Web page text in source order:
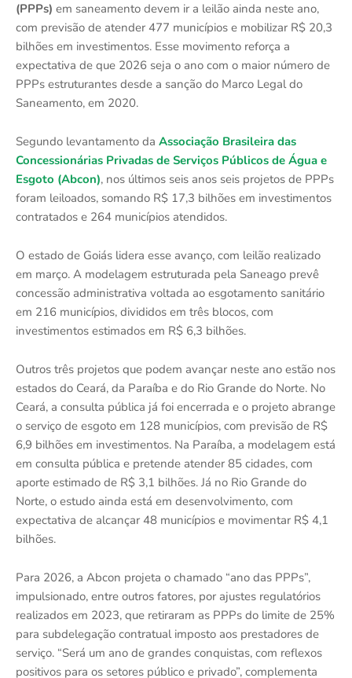
(PPPs) em saneamento devem ir a leilão ainda neste ano,
com previsão de atender 477 municípios e mobilizar R$ 20,3
bilhões em investimentos. Esse movimento reforça a
expectativa de que 2026 seja o ano com o maior número de
PPPs estruturantes desde a sanção do Marco Legal do
Saneamento, em 2020.
Segundo levantamento da Associação Brasileira das
Concessionárias Privadas de Serviços Públicos de Água e
Esgoto (Abcon), nos últimos seis anos seis projetos de PPPs
foram leiloados, somando R$ 17,3 bilhões em investimentos
contratados e 264 municípios atendidos.
O estado de Goiás lidera esse avanço, com leilão realizado
em março. A modelagem estruturada pela Saneago prevê
concessão administrativa voltada ao esgotamento sanitário
em 216 municípios, divididos em três blocos, com
investimentos estimados em R$ 6,3 bilhões.
Outros três projetos que podem avançar neste ano estão nos
estados do Ceará, da Paraíba e do Rio Grande do Norte. No
Ceará, a consulta pública já foi encerrada e o projeto abrange
o serviço de esgoto em 128 municípios, com previsão de R$
6,9 bilhões em investimentos. Na Paraíba, a modelagem está
em consulta pública e pretende atender 85 cidades, com
aporte estimado de R$ 3,1 bilhões. Já no Rio Grande do
Norte, o estudo ainda está em desenvolvimento, com
expectativa de alcançar 48 municípios e movimentar R$ 4,1
bilhões.
Para 2026, a Abcon projeta o chamado “ano das PPPs”,
impulsionado, entre outros fatores, por ajustes regulatórios
realizados em 2023, que retiraram as PPPs do limite de 25%
para subdelegação contratual imposto aos prestadores de
serviço. “Será um ano de grandes conquistas, com reflexos
positivos para os setores público e privado”, complementa